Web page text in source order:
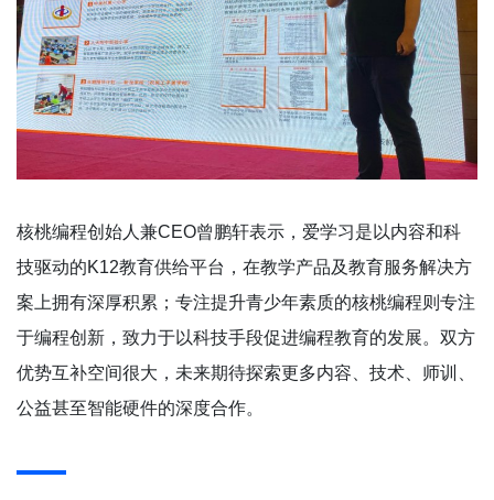
核桃编程创始人兼CEO曾鹏轩表示，爱学习是以内容和科
技驱动的K12教育供给平台，在教学产品及教育服务解决方
案上拥有深厚积累；专注提升青少年素质的核桃编程则专注
于编程创新，致力于以科技手段促进编程教育的发展。双方
优势互补空间很大，未来期待探索更多内容、技术、师训、
公益甚至智能硬件的深度合作。